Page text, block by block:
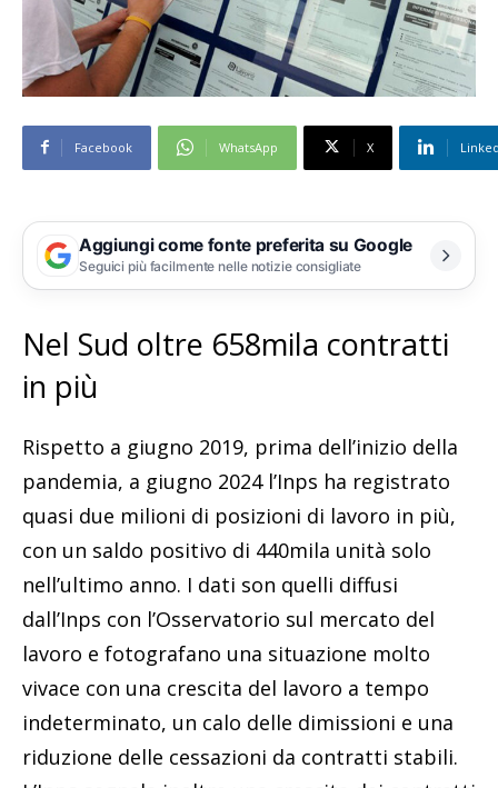
Facebook WhatsApp X
Aggiungi come fonte preferita su Google
Seguici più facilmente nelle notizie consigliate
Nel Sud oltre 658mila contratti
in più
Rispetto a giugno 2019, prima dell’inizio della
pandemia, a giugno 2024 l’Inps ha registrato
quasi due milioni di posizioni di lavoro in più,
con un saldo positivo di 440mila unità solo
nell’ultimo anno. I dati son quelli diffusi
dall’Inps con l’Osservatorio sul mercato del
lavoro e fotografano una situazione molto
vivace con una crescita del lavoro a tempo
indeterminato, un calo delle dimissioni e una
riduzione delle cessazioni da contratti stabili.